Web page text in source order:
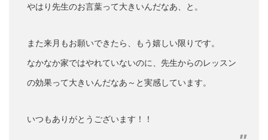
やはり先生のお言葉って大きいんだなあ、と。
また来月もお願いできたら、もう嬉しい限りです。
なかなか家ではやれていないのに、先生からのレッスン
の効果って大きいんだなあ～と実感しています。
いつもありがとうございます！！